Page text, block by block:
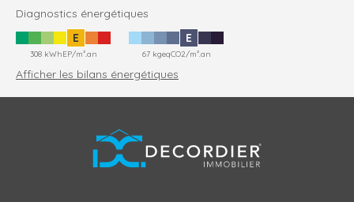
Diagnostics énergétiques
E
308 kWhEP/m².an
E
67 kgeqCO2/m².an
Afficher les bilans énergétiques